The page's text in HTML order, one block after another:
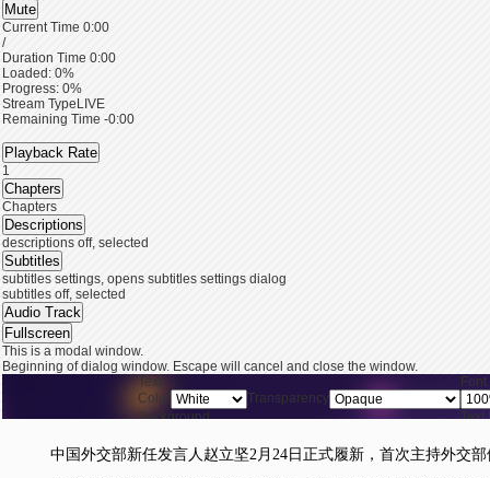
Mute
Current Time 0:00
/
Duration Time 0:00
Loaded : 0%
Progress: 0%
Stream Type LIVE
Remaining Time -0:00
Playback Rate
1
Chapters
Chapters
Descriptions
descriptions off, selected
Subtitles
subtitles settings, opens subtitles settings dialog
subtitles off, selected
Audio Track
Fullscreen
This is a modal window.
Beginning of dialog window. Escape will cancel and close the window.
Text
Color
Transparency
Background
Window
Text
Font
中国外交部新任发言人赵立坚2月24日正式履新，首次主持外交部